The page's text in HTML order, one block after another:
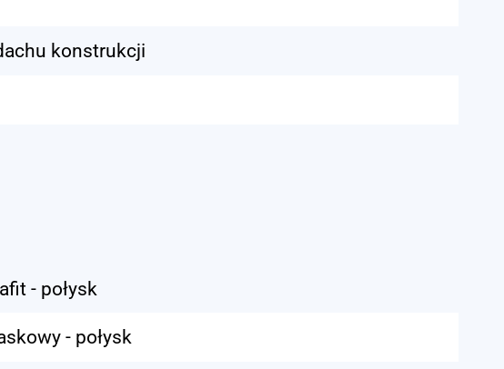
konstrukcji
- połysk
- połysk